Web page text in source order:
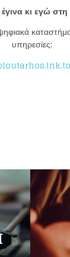
κι εγώ
υπηρεσίες: